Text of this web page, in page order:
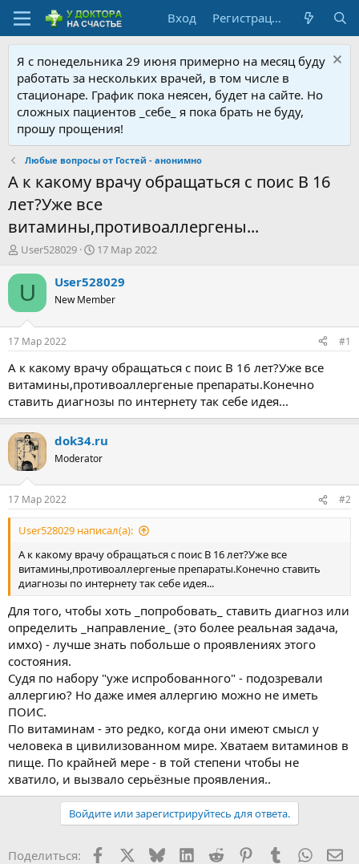
Вход Регистрация
Я с понедельника 29 июня примерно на месяц буду
работать за нескольких врачей, в том числе в
стационаре. График пока неясен, будет на сайте. Но
сложных пациентов _себе_ я пока брать не буду,
прошу прощения!
Любые вопросы от Гостей - анонимно
А к какому врачу обращаться с поис В 16
лет?Уже все
витамины,противоаллергены...
А
т
т
е
м
ы
User528029
Д
т
а
н
а
л
17 Мар 2022
U User528029
New Member
17 Мар 2022 #1
А к какому врачу обращаться с поис В 16 лет?Уже все
витамины,противоаллергеные препараты.Конечно
ставить диагнозы по интернету так себе идея...
dok34.ru
Moderator
17 Мар 2022 #2
User528029 написал(а):
А к какому врачу обращаться с поис В 16 лет?Уже все
витамины,противоаллергеные препараты.Конечно ставить
диагнозы по интернету так себе идея...
Для того, чтобы хоть _попробовать_ ставить диагноз или
определить _направление_ (это более реальная задача,
имхо) - лучше знать побольше о проявлениях этого
состояния.
Судя по набору "уже испробованного" - подозревали
аллергию? Но даже имея аллергию можно не иметь
ПОИС.
По витаминам - это редко, когда они имеют смысл у
человека в цивилизованном мире. Хватаем витаминов в
пище. По крайней мере - в той степени чтобы не
хватило, и вызвало серьёзные проявления..
Войдите или зарегистрируйтесь для ответа.
Поделиться: Facebook BlueskyLinkedIn
Reddit PinterestTumblr